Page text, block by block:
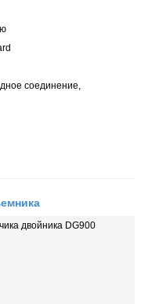
соединение,
двойника DG900